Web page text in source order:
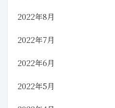
2022年8月
2022年7月
2022年6月
2022年5月